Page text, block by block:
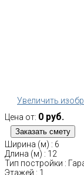
Увеличить
Цена от: 0 руб.
Ширина (м) : 6
Длина (м) : 12
Тип постройки :
Этажей : 1